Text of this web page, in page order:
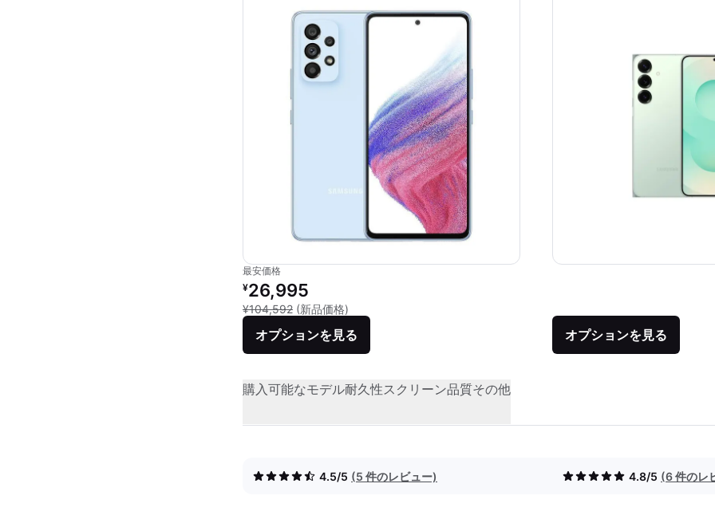
最安価格
リファービッシュ品の価格：
¥26,995
¥104,592 (新品価格)
オプションを見る オプションを見る
購入可能なモデル耐久性スクリーン品質その他
4.5/5 (5 件のレビュー) 4.8/5 (6 件のレ